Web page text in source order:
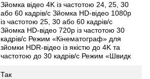
Зйомка відео 4K із частотою 24, 25, 30
або 60 кадрів/с Зйомка HD-відео 1080p
із частотою 25, 30 або 60 кадрів/с
Зйомка HD-відео 720p із частотою 30
кадрів/с Режим «Кінематограф» для
зйомки HDR-відео із якістю до 4K та
частотою до 30 кадрів/с Режим «Швидк
Так